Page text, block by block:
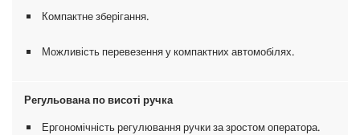
Компактне зберігання.
Можливість перевезення у компактних автомобілях.
Регульована по висоті ручка
Ергономічність регулювання ручки за зростом оператора.